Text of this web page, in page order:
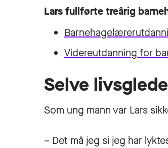
Lars fullførte treårig
Videreutdanning for
Selve
Som ung mann var Lars
– Det må jeg si jeg har